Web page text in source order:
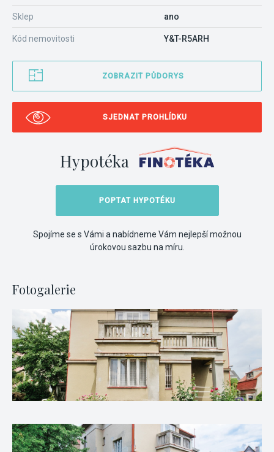
Sklep ano
Kód nemovitosti Y&T-R5ARH
ZOBRAZIT PŮDORYS
SJEDNAT PROHLÍDKU
Hypotéka
POPTAT HYPOTÉKU
Spojíme se s Vámi a nabídneme Vám nejlepší možnou
úrokovou sazbu na míru.
Fotogalerie